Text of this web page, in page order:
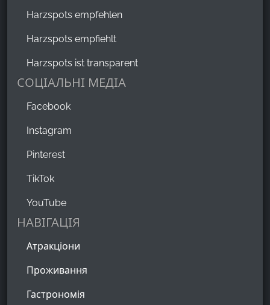
Harzspots empfehlen
Harzspots empfiehlt
Harzspots ist transparent
СОЦІАЛЬНІ МЕДІА
Facebook
Instagram
Pinterest
TikTok
YouTube
НАВІГАЦІЯ
Атракціони
Проживання
Гастрономія